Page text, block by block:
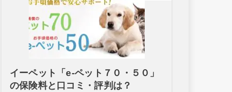
イーペット「e-ペット７０・５０」
の保険料と口コミ・評判は？